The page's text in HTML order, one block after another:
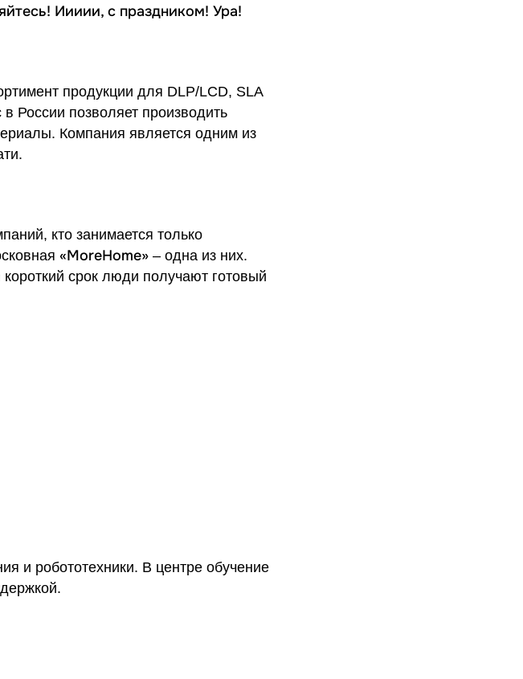
Иииии, с праздником! Ура!
продукции для DLP/LCD, SLA
России позволяет производить
Компания является одним из
кто занимается только
«MoreHome» – одна из них.
срок люди получают готовый
и робототехники. В центре обучение